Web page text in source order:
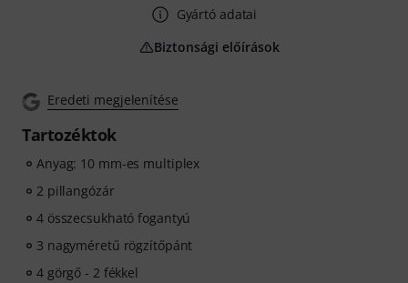
Eredeti megjelenítése
Tartozéktok
Anyag: 10 mm-es multiplex
2 pillangózár
4 összecsukható fogantyú
3 nagyméretű rögzítőpánt
4 görgő - 2 fékkel
Gyártó adatai
Biztonsági előírások